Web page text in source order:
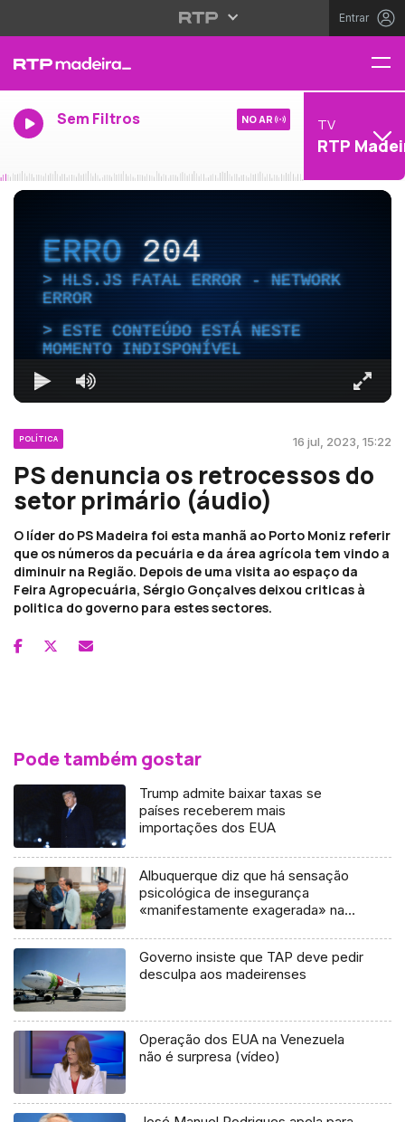
Entrar
Sem Filtros NO AR TV
RTP
ERRO204
HLS.JS FATAL ERROR - NETWORK
ERROR
ESTE CONTEÚDO ESTÁ NESTE
MOMENTO INDISPONÍVEL
POLÍTICA 16 jul, 2023, 15:22
PS denuncia os retrocessos do
setor primário (áudio)
O líder do PS Madeira foi esta manhã ao Porto Moniz referir
que os números da pecuária e da área agrícola tem vindo a
diminuir na Região. Depois de uma visita ao espaço da
Feira Agropecuária, Sérgio Gonçalves deixou criticas à
politica do governo para estes sectores.
Pode também gostar
Trump admite baixar taxas se
países receberem mais
importações dos EUA
Albuquerque diz que há sensação
psicológica de insegurança
«manifestamente exagerada» na
Governo insiste que TAP deve pedir
desculpa aos madeirenses
Operação dos EUA na Venezuela
não é surpresa (vídeo)